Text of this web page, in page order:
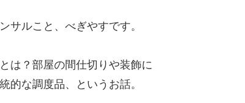
サルこと、べぎやすです。
は？部屋の間仕切りや装飾に
的な調度品、というお話。